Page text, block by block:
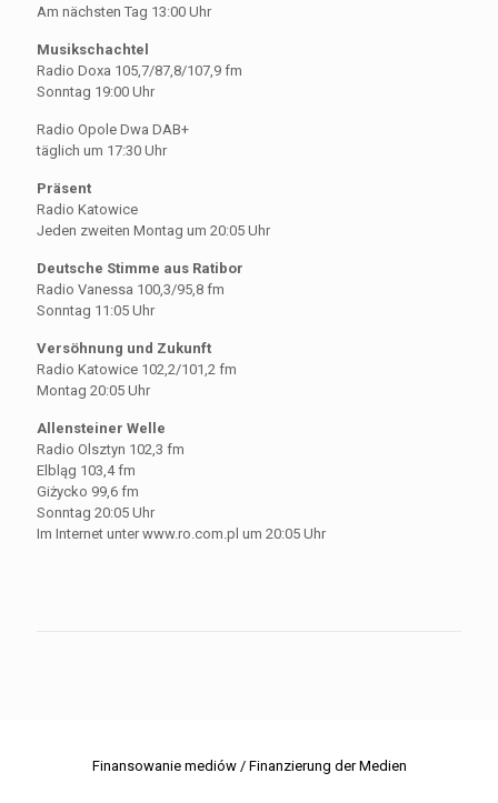
Am nächsten Tag 13:00 Uhr
Musikschachtel
Radio Doxa 105,7/87,8/107,9 fm
Sonntag 19:00 Uhr
Radio Opole Dwa DAB+
täglich um 17:30 Uhr
Präsent
Radio Katowice
Jeden zweiten Montag um 20:05 Uhr
Deutsche Stimme aus Ratibor
Radio Vanessa 100,3/95,8 fm
Sonntag 11:05 Uhr
Versöhnung und Zukunft
Radio Katowice 102,2/101,2 fm
Montag 20:05 Uhr
Allensteiner Welle
Radio Olsztyn 102,3 fm
Elbląg 103,4 fm
Giżycko 99,6 fm
Sonntag 20:05 Uhr
Im Internet unter www.ro.com.pl um 20:05 Uhr
Finansowanie mediów / Finanzierung der Medien